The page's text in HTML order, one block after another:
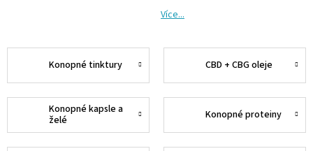
Více...
Konopné tinktury CBD + CBG oleje
Konopné kapsle a
želé
Konopné proteiny